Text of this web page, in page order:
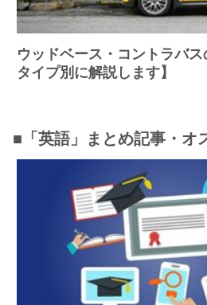
ウッドベース・コントラバ
タイプ別に解説します】
■「英語」まとめ記事・オ